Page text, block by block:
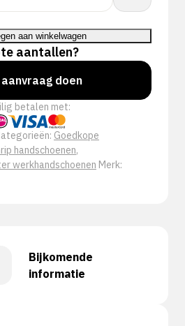
aan winkelwagen
aantallen?
doen
betalen met:
Goedkope
handschoenen,
werkhandschoenen Merk:
Bijkomende
informatie